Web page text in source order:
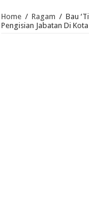
Home / Ragam / Bau
Pengisian Jabatan Di